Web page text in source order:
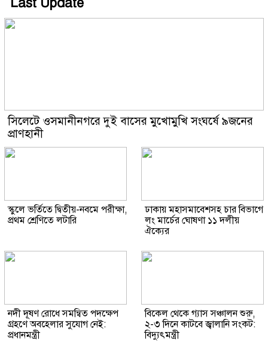
সিলেটে ওসমানীনগরে দুই বাসের মুখোমুখি সংঘর্ষে ৯জনের
প্রাণহানী
স্কুলে ভর্তিতে দ্বিতীয়-নবমে পরীক্ষা,
প্রথম শ্রেণিতে লটারি
ঢাকায় মহাসমাবেশসহ চার বিভাগে
লং মার্চের ঘোষণা ১১ দলীয়
ঐক্যের
নদী দূষণ রোধে সমন্বিত পদক্ষেপ
গ্রহণে অবহেলার সুযোগ নেই:
প্রধানমন্ত্রী
বিকেল থেকে গ্যাস সঞ্চালন শুরু,
২-৩ দিনে কাটবে জ্বালানি সংকট:
বিদ্যুৎমন্ত্রী